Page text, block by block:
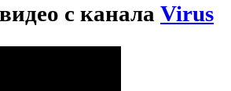
с канала Virus